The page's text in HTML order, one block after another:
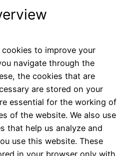
to improve your
navigate through the
the cookies that are
are stored on your
essential for the working of
of the website. We also use
that help us analyze and
use this website. These
in your browser only with